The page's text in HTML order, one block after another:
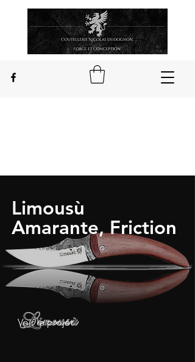
Limousù
Amarante, Friction
Voir le projet